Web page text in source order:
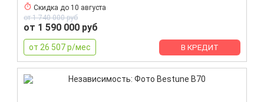
Скидка до 10 августа
от 1 740 000 руб
от 1 590 000 руб
от 26 507 р/мес В КРЕДИТ